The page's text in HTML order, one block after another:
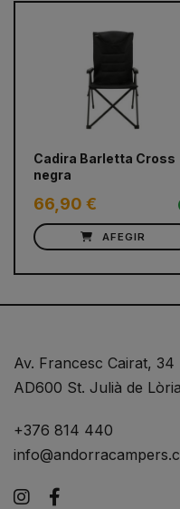
Cadira Barletta Cross
negra
66,90 €
AFEGIR
Av. Francesc Cairat, 34
AD600 St. Julià de
+376 814 440
Instagram